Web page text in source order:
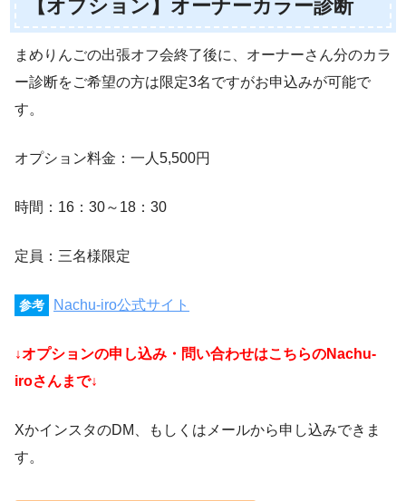
【オプション】オーナーカラー診断
まめりんごの出張オフ会終了後に、オーナーさん分のカラ
ー診断をご希望の方は限定3名ですがお申込みが可能で
す。
オプション料金：一人5,500円
時間：16：30～18：30
定員：三名様限定
参考 Nachu-iro公式サイト
↓オプションの申し込み・問い合わせはこちらのNachu-
iroさんまで↓
XかインスタのDM、もしくはメールから申し込みできま
す。